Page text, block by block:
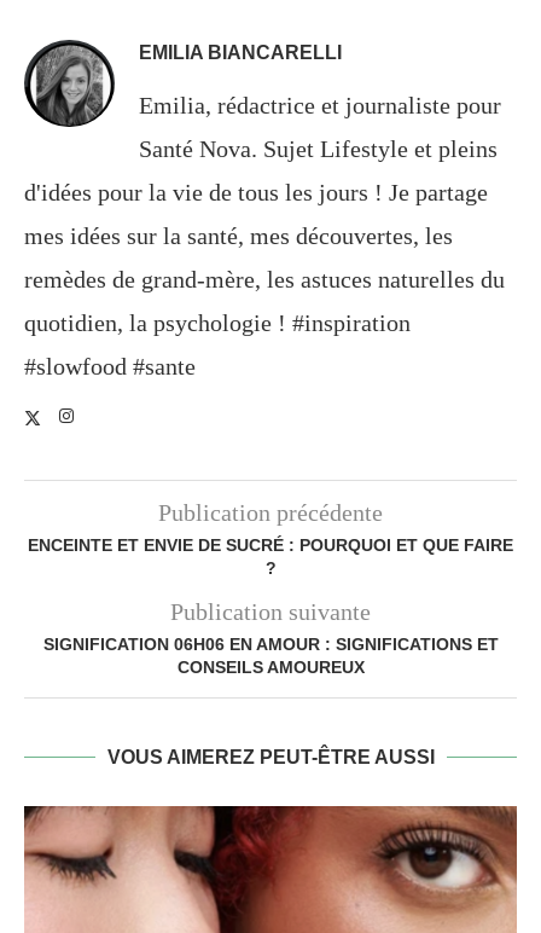
EMILIA BIANCARELLI
Emilia, rédactrice et journaliste pour
Santé Nova. Sujet Lifestyle et pleins
d'idées pour la vie de tous les jours ! Je partage
mes idées sur la santé, mes découvertes, les
remèdes de grand-mère, les astuces naturelles du
quotidien, la psychologie ! #inspiration
#slowfood #sante
Publication précédente
ENCEINTE ET ENVIE DE SUCRÉ : POURQUOI ET QUE FAIRE
?
Publication suivante
SIGNIFICATION 06H06 EN AMOUR : SIGNIFICATIONS ET
CONSEILS AMOUREUX
VOUS AIMEREZ PEUT-ÊTRE AUSSI